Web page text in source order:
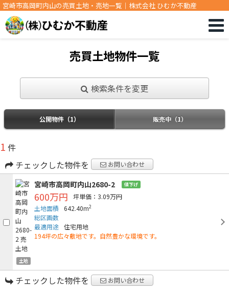
宮崎市高岡町内山の売買土地・売地一覧｜株式会社 ひむか不動産
売買土地物件一覧
検索条件を変更
公開物件（1） 販売中（1）
1 件
チェックした物件を
お問い合わせ
土地
宮崎市高岡町内山2680-2 値下げ
600万円
坪単価：3.09万円
土地面積
642.40m2
総区画数
最適用途 住宅用地
194坪の広々敷地です。自然豊かな環境です。
チェックした物件を お問い合わせ